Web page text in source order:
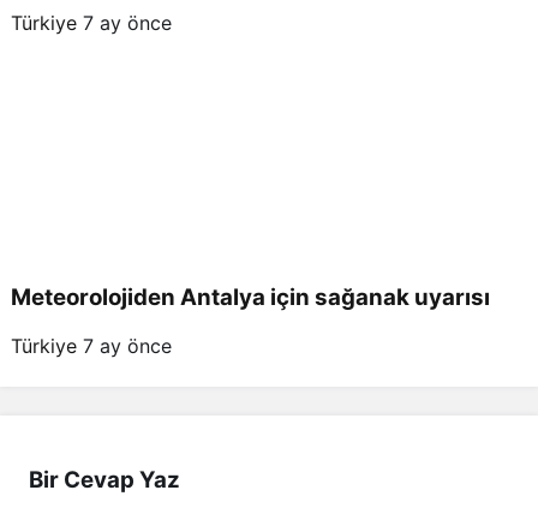
Türkiye 7 ay önce
Meteorolojiden Antalya için sağanak uyarısı
Türkiye 7 ay önce
Bir Cevap Yaz